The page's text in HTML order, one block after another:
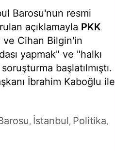
Barosu'nun resmi
açıklamayla PKK
ve Cihan Bilgin'in
yapmak" ve "halkı
başlatılmıştı.
İbrahim Kaboğlu ile
, İstanbul, Politika,